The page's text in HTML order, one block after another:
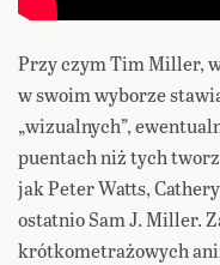
Przy czym Tim Miller,
w swoim wyborze
„wizualnych”,
puentach niż tych
jak Peter Watts,
ostatnio Sam J. Miller.
krótkometrażowych